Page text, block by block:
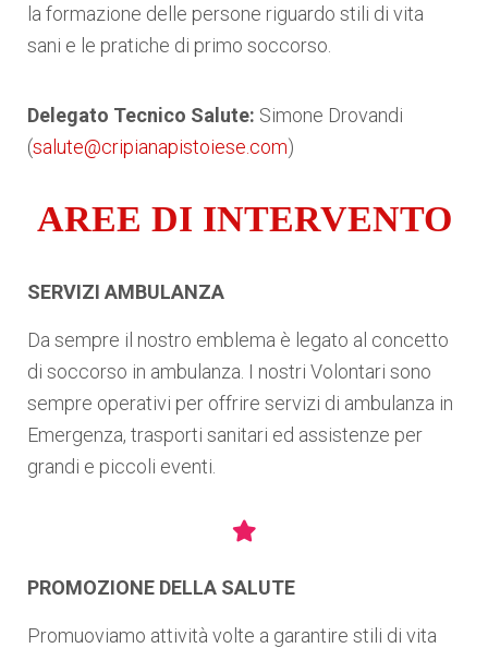
la formazione delle persone riguardo stili di vita
sani e le pratiche di primo soccorso.
Delegato Tecnico Salute: Simone Drovandi
(salute@cripianapistoiese.com)
AREE DI INTERVENTO
SERVIZI AMBULANZA
Da sempre il nostro emblema è legato al concetto
di soccorso in ambulanza. I nostri Volontari sono
sempre operativi per offrire servizi di ambulanza in
Emergenza, trasporti sanitari ed assistenze per
grandi e piccoli eventi.
PROMOZIONE DELLA SALUTE
Promuoviamo attività volte a garantire stili di vita